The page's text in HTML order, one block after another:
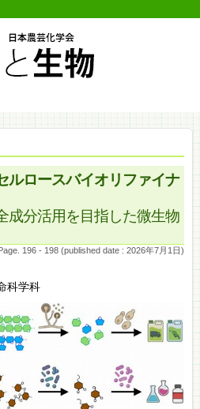
ルロースバイオリファイナ
成分活用を目指した微生物
196 - 198 (published date : 2026年7月1日)
科学科